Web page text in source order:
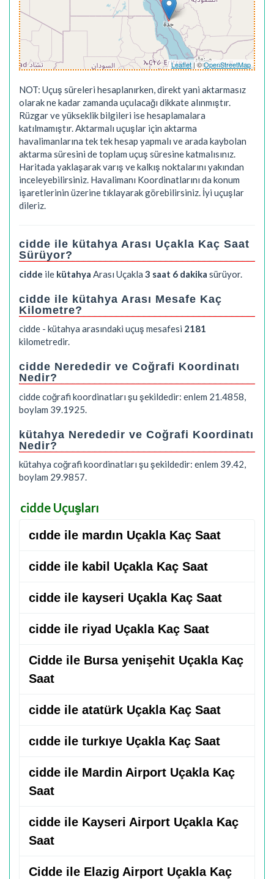
Leaflet | ©OpenStreetMap
NOT: Uçuş süreleri hesaplanırken, direkt yani aktarmasız
olarak ne kadar zamanda uçulacağı dikkate alınmıştır.
Rüzgar ve yükseklik bilgileri ise hesaplamalara
katılmamıştır. Aktarmalı uçuşlar için aktarma
havalimanlarına tek tek hesap yapmalı ve arada kaybolan
aktarma süresini de toplam uçuş süresine katmalısınız.
Haritada yaklaşarak varış ve kalkış noktalarını yakından
inceleyebilirsiniz. Havalimanı Koordinatlarını da konum
işaretlerinin üzerine tıklayarak görebilirsiniz. İyi uçuşlar
dileriz.
cidde ile kütahya Arası Uçakla Kaç Saat
Sürüyor?
cidde ile kütahya Arası Uçakla 3 saat 6 dakika sürüyor.
cidde ile kütahya Arası Mesafe Kaç
Kilometre?
cidde - kütahya arasındaki uçuş mesafesi 2181
kilometredir.
cidde Nerededir ve Coğrafi Koordinatı
Nedir?
cidde coğrafi koordinatları şu şekildedir: enlem 21.4858,
boylam 39.1925.
kütahya Nerededir ve Coğrafi Koordinatı
Nedir?
kütahya coğrafi koordinatları şu şekildedir: enlem 39.42,
boylam 29.9857.
cidde Uçuşları
cıdde ile mardın Uçakla Kaç Saat
cidde ile kabil Uçakla Kaç Saat
cidde ile kayseri Uçakla Kaç Saat
cidde ile riyad Uçakla Kaç Saat
Cidde ile Bursa yenişehit Uçakla Kaç
Saat
cidde ile atatürk Uçakla Kaç Saat
cıdde ile turkıye Uçakla Kaç Saat
cidde ile Mardin Airport Uçakla Kaç
Saat
cidde ile Kayseri Airport Uçakla Kaç
Saat
Cidde ile Elazig Airport Uçakla Kaç